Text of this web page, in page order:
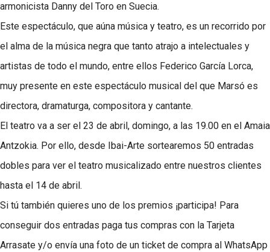
armonicista Danny del Toro en Suecia.
Este espectáculo, que aúna música y teatro, es un recorrido por
el alma de la música negra que tanto atrajo a intelectuales y
artistas de todo el mundo, entre ellos Federico García Lorca,
muy presente en este espectáculo musical del que Marsó es
directora, dramaturga, compositora y cantante.
El teatro va a ser el 23 de abril, domingo, a las 19.00 en el Amaia
Antzokia. Por ello, desde Ibai-Arte sortearemos 50 entradas
dobles para ver el teatro musicalizado entre nuestros clientes
hasta el 14 de abril.
Si tú también quieres uno de los premios ¡participa! Para
conseguir dos entradas paga tus compras con la Tarjeta
Arrasate y/o envía una foto de un ticket de compra al WhatsApp